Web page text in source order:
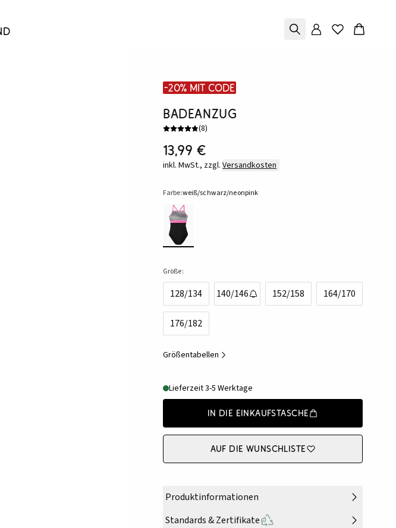
-20% mit Code
Badeanzug
(8)
13,99 €
inkl. MwSt., zzgl. Versandkosten
Farbe:weiß/schwarz/neonpink
Größe:
128/134 140/146 152/158 164/170
176/182
Größentabellen
Lieferzeit 3-5 Werktage
In die Einkaufstasche
Auf die Wunschliste
Produktinformationen
Standards & Zertifikate